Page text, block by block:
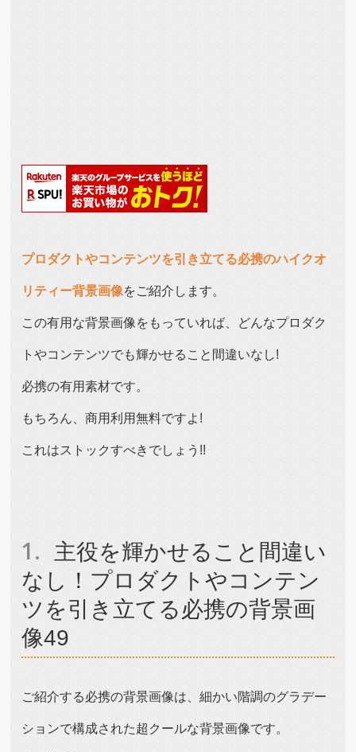
プロダクトやコンテンツを引き立てる必携のハイクオ
リティー背景画像をご紹介します。
この有用な背景画像をもっていれば、どんなプロダク
トやコンテンツでも輝かせること間違いなし!
必携の有用素材です。
もちろん、商用利用無料ですよ!
これはストックすべきでしょう!!
主役を輝かせること間違い
なし！プロダクトやコンテン
ツを引き立てる必携の背景画
像49
ご紹介する必携の背景画像は、細かい階調のグラデー
ションで構成された超クールな背景画像です。